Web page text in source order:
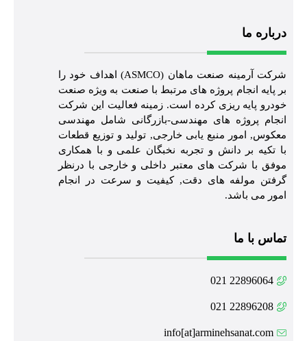
درباره ما
شرکت آرمینه صنعت ماهان (ASMCO) اهداف خود را
بر پایه انجام پروژه های مرتبط با صنعت به ویژه صنعت
خودرو پایه ریزی کرده است. زمینه فعالیت این شرکت
انجام پروژه های مهندسی-بازرگانی شامل مهندسی
معکوس, امور منبع یابی خارجی, تولید و توزیع قطعات
با تکیه بر دانش و تجربه نخبگان علمی و با همکاری
موفق با شرکت های معتبر داخلی و خارجی با درنظر
گرفتن مولفه های دقت, کیفیت و سرعت در انجام
امور می باشد.
تماس با ما
22896064 021
22896208 021
info[at]arminehsanat.com